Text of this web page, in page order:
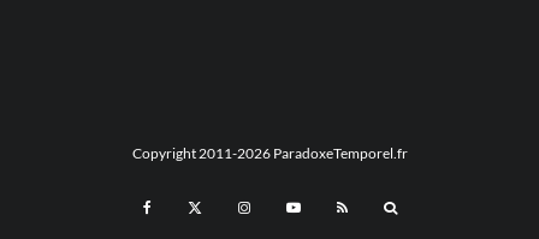
Copyright 2011-2026 ParadoxeTemporel.fr